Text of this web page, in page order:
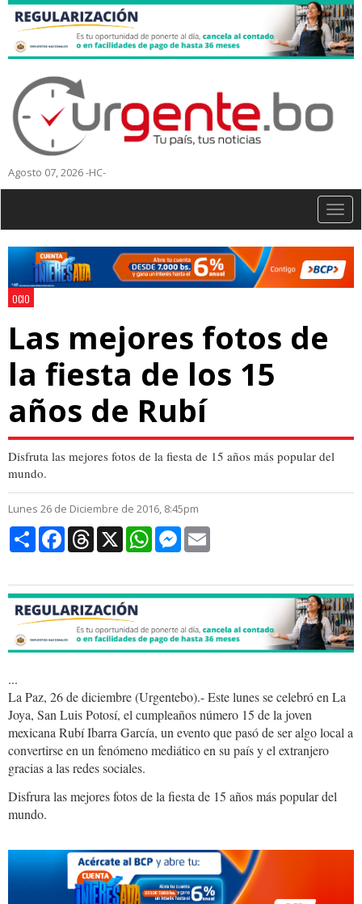
Agosto 07, 2026 -HC-
OCIO
Las mejores fotos de
la fiesta de los 15
años de Rubí
Disfruta las mejores fotos de la fiesta de 15 años más popular del
mundo.
Lunes 26 de Diciembre de 2016, 8:45pm
CompartirFacebookThreads
X WhatsAppMessenger
...
La Paz, 26 de diciembre (Urgentebo).- Este lunes se celebró en La
Joya, San Luis Potosí, el cumpleaños número 15 de la joven
mexicana Rubí Ibarra García, un evento que pasó de ser algo local a
convertirse en un fenómeno mediático en su país y el extranjero
gracias a las redes sociales.
Disfrura las mejores fotos de la fiesta de 15 años más popular del
mundo.